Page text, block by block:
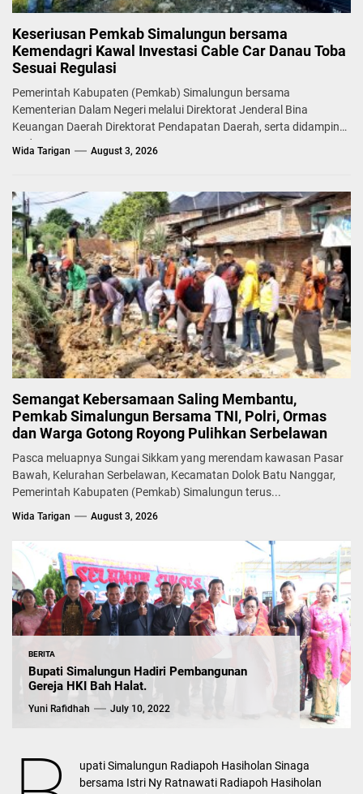
Keseriusan Pemkab Simalungun bersama
Kemendagri Kawal Investasi Cable Car Danau Toba
Sesuai Regulasi
Pemerintah Kabupaten (Pemkab) Simalungun bersama
Kementerian Dalam Negeri melalui Direktorat Jenderal Bina
Keuangan Daerah Direktorat Pendapatan Daerah, serta didampingi
Badan...
Wida Tarigan August 3, 2026
Semangat Kebersamaan Saling Membantu,
Pemkab Simalungun Bersama TNI, Polri, Ormas
dan Warga Gotong Royong Pulihkan Serbelawan
Pasca meluapnya Sungai Sikkam yang merendam kawasan Pasar
Bawah, Kelurahan Serbelawan, Kecamatan Dolok Batu Nanggar,
Pemerintah Kabupaten (Pemkab) Simalungun terus...
Wida Tarigan August 3, 2026
BERITA
Bupati Simalungun Hadiri Pembangunan
Gereja HKI Bah Halat.
Yuni Rafidhah July 10, 2022
upati Simalungun Radiapoh Hasiholan Sinaga
bersama Istri Ny Ratnawati Radiapoh Hasiholan